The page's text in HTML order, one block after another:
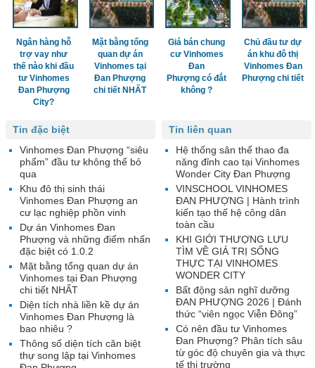
Ngân hàng hỗ
trợ vay như
thế nào khi đầu
tư Vinhomes
Đan Phượng
City?
Mặt bằng tổng
quan dự án
Vinhomes tại
Đan Phượng
chi tiết NHẤT
Giá bán chung
cư Vinhomes
Đan
Phượng có đắt
không ?
Chủ đầu tư dự
án khu đô thị
Vinhomes Đan
Phượng chi tiết
Tin liên quan
Hệ thống sân thể thao đa
năng đỉnh cao tại Vinhomes
Wonder City Đan Phượng
VINSCHOOL VINHOMES
ĐAN PHƯỢNG | Hành trình
kiến tạo thế hệ công dân
toàn cầu
KHI GIỚI THƯỢNG LƯU
TÌM VỀ GIÁ TRỊ SỐNG
THỰC TẠI VINHOMES
WONDER CITY
Bất động sản nghĩ dưỡng
ĐAN PHƯỢNG 2026 | Đánh
thức “viên ngọc Viễn Đông”
Có nên đầu tư Vinhomes
Đan Phượng? Phân tích sâu
từ góc độ chuyên gia và thực
tế thị trường
Tin đặc biệt
Vinhomes Đan Phượng “siêu
phẩm” đầu tư không thể bỏ
qua
Khu đô thị sinh thái
Vinhomes Đan Phượng an
cư lạc nghiệp phồn vinh
Dự án Vinhomes Đan
Phượng và những điểm nhấn
đặc biệt có 1.0.2
Mặt bằng tổng quan dự án
Vinhomes tại Đan Phượng
chi tiết NHẤT
Diện tích nhà liền kề dự án
Vinhomes Đan Phượng là
bao nhiêu ?
Thông số diện tích căn biệt
thự song lập tại Vinhomes